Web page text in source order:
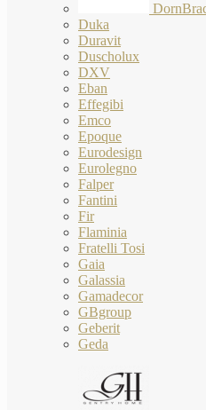
Duka
Duravit
Duscholux
DXV
Eban
Effegibi
Emco
Epoque
Eurodesign
Eurolegno
Falper
Fantini
Fir
Flaminia
Fratelli Tosi
Gaia
Galassia
Gamadecor
GBgroup
Geberit
Geda